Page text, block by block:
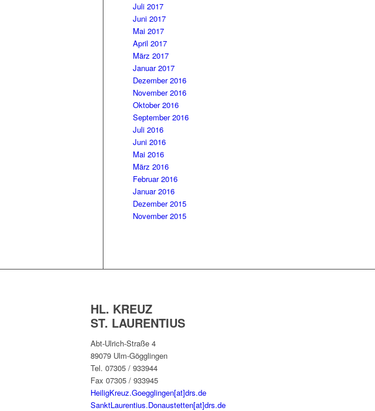
Juli 2017
Juni 2017
Mai 2017
April 2017
März 2017
Januar 2017
Dezember 2016
November 2016
Oktober 2016
September 2016
Juli 2016
Juni 2016
Mai 2016
März 2016
Februar 2016
Januar 2016
Dezember 2015
November 2015
HL. KREUZ
ST. LAURENTIUS
Abt-Ulrich-Straße 4
89079 Ulm-Gögglingen
Tel. 07305 / 933944
Fax 07305 / 933945
HeiligKreuz.Goegglingen[at]drs.de
SanktLaurentius.Donaustetten[at]drs.de